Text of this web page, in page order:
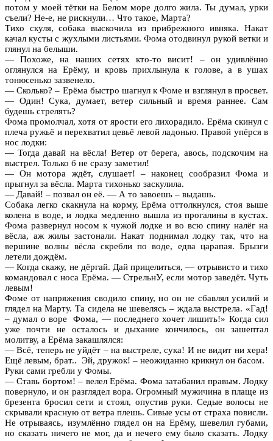
потом у моей тётки на Белом море долго жила. Ты думал, урки
съели? Не-е, не рискнули… Что такое, Марта?
Тихо скуля, собака выскочила из прибрежного ивняка. Накат
качал кусты с жухлыми листьями. Фома отодвинул рукой ветки и
глянул на белыши.
— Похоже, на наших сетях кто-то висит! – он удивлённо
оглянулся на Ерёму, и кровь прихлынула к голове, а в ушах
тонюсенько зазвенело.
— Сколько? – Ерёма быстро шагнул к Фоме и взглянул в просвет.
— Один! Сука, думает, ветер сильный и время раннее. Сам
будешь стрелять?
Фома промолчал, хотя от ярости его лихорадило. Ерёма скинул с
плеча ружьё и перехватил цевьё левой ладонью. Правой упёрся в
нос лодки:
— Тогда давай на вёсла! Ветер от берега, авось, подскочим на
выстрел. Только б не сразу заметил!
— Он мотора ждёт, слушает! – наконец сообразил Фома и
прыгнул за вёсла. Марта тихонько заскулила.
— Давай! – позвал он её. — А то завоешь – выдашь.
Собака легко скакнула на корму, Ерёма оттолкнулся, стоя выше
колена в воде, и лодка медленно вышла из прогалины в кустах.
Фома развернул носом к чужой лодке и во всю спину налёг на
вёсла, аж жилы застонали. Накат поднимал лодку так, что на
вершине волны вёсла скребли по воде, едва царапая. Брызги
летели дождём.
— Когда скажу, не дёргай. Дай прицелиться, — отрывисто и тихо
командовал с носа Ерёма. — СтрельнУ, если мотор заведёт. Чуть
левым!
Фоме от напряжения сводило спину, но он не сбавлял усилий и
глядел на Марту. Та сидела не шевелясь – ждала выстрела. «Гад!
– думал о воре Фома, — последнего хочет лишить!» Когда сил
уже почти не осталось и дыхание кончилось, он зашептал
молитву, а Ерёма закашлялся:
— Всё, теперь не уйдёт – на выстреле, сука! И не видит ни хера!
Ещё левым, брат.. Эй, дружок! – неожиданно крикнул он басом.
Руки сами гребли у Фомы.
— Ставь бортом! – велел Ерёма. Фома затабанил правым. Лодку
повернуло, и он разглядел вора. Огромный мужичина в плаще из
брезента бросил сети и стоял, опустив руки. Седые волосы не
скрывали красную от ветра плешь. Сивые усы от страха повисли.
Не отрываясь, изумлённо глядел он на Ерёму, шевелил губами,
но сказать ничего не мог, да и нечего ему было сказать. Лодку